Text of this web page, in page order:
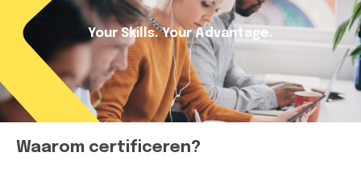
Your Skills. Your Advantage.
Waarom certificeren?